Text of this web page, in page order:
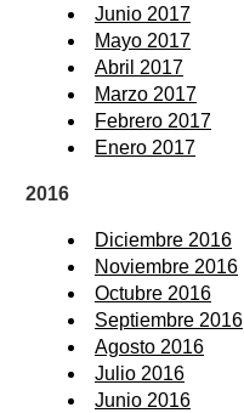
Junio 2017
Mayo 2017
Abril 2017
Marzo 2017
Febrero 2017
Enero 2017
2016
Diciembre 2016
Noviembre 2016
Octubre 2016
Septiembre 2016
Agosto 2016
Julio 2016
Junio 2016